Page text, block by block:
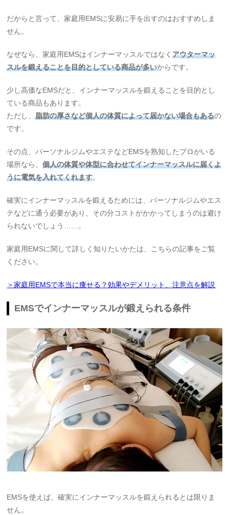
だからと言って、家庭用EMSに安易に手を出すのはおすすめしま
せん。
なぜなら、家庭用EMSはインナーマッスルではなくアウターマッ
スルを鍛えることを目的としている商品が多いからです。
少し高価なEMSだと、インナーマッスルを鍛えることを目的とし
ている商品もあります。
ただし、脂肪の厚さなど個人の体質によって届かない場合もあるの
です。
その点、パーソナルジムやエステなどEMSを熟知したプロがいる
場所なら、個人の体質や体型に合わせてインナーマッスルに届くよ
うに電気を入れてくれます。
確実にインナーマッスルを鍛えるためには、パーソナルジムやエス
テなどに通う必要があり、その分コストがかかってしまうのは避け
られないでしょう……。
家庭用EMSに関して詳しく知りたいかたは、こちらの記事をご覧
ください。
＞家庭用EMSで本当に痩せる？効果やデメリット、注意点を解説
EMSでインナーマッスルが鍛えられる条件
EMSを使えば、確実にインナーマッスルを鍛えられるとは限りま
せん。